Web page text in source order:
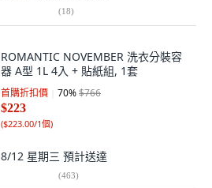
(18)
ROMANTIC NOVEMBER 洗衣分裝容
器 A型 1L 4入 + 貼紙組, 1套
首購折扣價 70%$766
$223
($223.00/1個)
8/12 星期三 預計送達
(463)